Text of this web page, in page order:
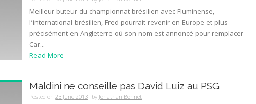
Meilleur buteur du championnat brésilien avec Fluminense,
l’international brésilien, Fred pourrait revenir en Europe et plus
précisément en Angleterre où son nom est annoncé pour remplacer
Car...
Read More
Maldini ne conseille pas David Luiz au PSG
Posted on23 June 2013 byJonathan Bonnet